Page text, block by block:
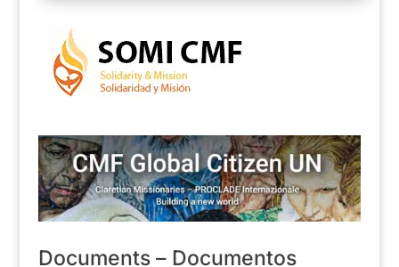
Documents – Documentos